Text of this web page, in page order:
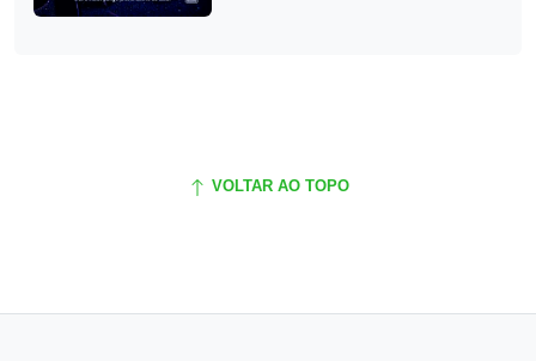
VOLTAR AO TOPO